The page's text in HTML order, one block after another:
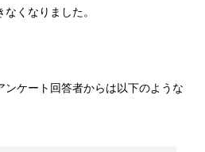
くなりました。
ンケート回答者からは以下のような